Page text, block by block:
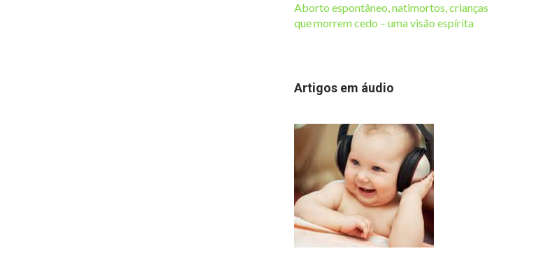
Aborto espontâneo, natimortos, crianças
que morrem cedo – uma visão espírita
Artigos em áudio